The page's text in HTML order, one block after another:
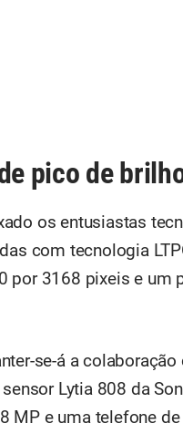
pico de
os entusiastas
com tecnologia
por 3168 pixeis e um
se-á a colaboração
Lytia 808 da
MP e uma telefone